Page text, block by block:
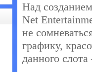
Над
Net
не
графику,
данного